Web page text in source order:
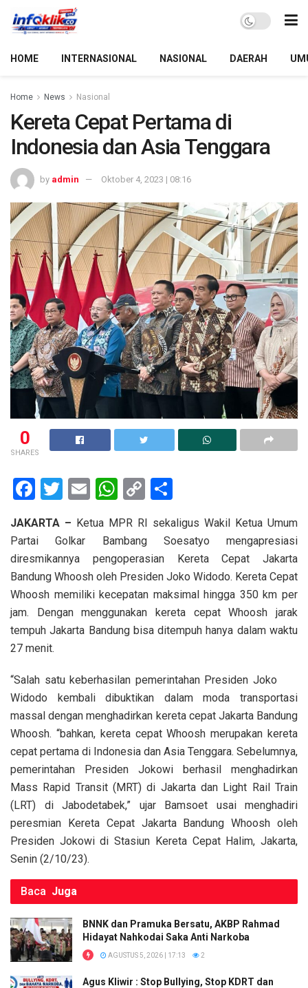
HOME INTERNASIONAL NASIONAL DAERAH
Home News Nasional
Kereta Cepat Pertama di
Indonesia dan Asia Tenggara
by admin Oktober 4, 2023 | 08:16
0
SHARES
F
ce
b
o
o
k
T
tt
er
E
ail
W
at
s
A
p
p
C
py
Li
n
k
ar
e
JAKARTA – Ketua MPR RI sekaligus Wakil Ketua Umum
Partai Golkar Bambang Soesatyo mengapresiasi
diresmikannya pengoperasian Kereta Cepat Jakarta
Bandung Whoosh oleh Presiden Joko Widodo. Kereta Cepat
Whoosh memiliki kecepatan maksimal hingga 350 km per
jam. Dengan menggunakan kereta cepat Whoosh jarak
tempuh Jakarta Bandung bisa ditempuh hanya dalam waktu
27 menit.
“Salah satu keberhasilan pemerintahan Presiden Joko
Widodo kembali dibuktikan dalam moda transportasi
massal dengan menghadirkan kereta cepat Jakarta Bandung
Whoosh. “bahkan, kereta cepat Whoosh merupakan kereta
cepat pertama di Indonesia dan Asia Tenggara. Sebelumnya,
pemerintahan Presiden Jokowi berhasil menghadirkan
Mass Rapid Transit (MRT) di Jakarta dan Light Rail Train
(LRT) di Jabodetabek,” ujar Bamsoet usai menghadiri
peresmian Kereta Cepat Jakarta Bandung Whoosh oleh
Presiden Jokowi di Stasiun Kereta Cepat Halim, Jakarta,
Senin (2/10/23).
Baca Juga
BNNK dan Pramuka Bersatu, AKBP Rahmad
Hidayat Nahkodai Saka Anti Narkoba
AGUSTUS 5, 2026 | 17:13 2
Agus Kliwir : Stop Bullying, Stop KDRT dan